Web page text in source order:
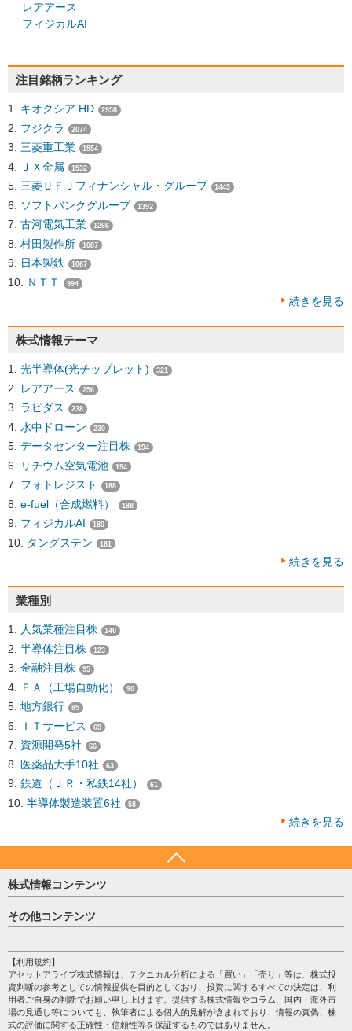
レアアース
フィジカルAI
注目銘柄ランキング
キオクシア HD 2958
フジクラ 2074
三菱重工業 1554
ＪＸ金属 1532
三菱ＵＦＪフィナンシャル・グループ 1443
ソフトバンクグループ 1392
古河電気工業 1266
村田製作所 1087
日本製鉄 1067
ＮＴＴ 994
続きを見る
株式情報テーマ
光半導体(光チップレット) 321
レアアース 256
ラピダス 238
水中ドローン 230
データセンター注目株 194
リチウム空気電池 194
フォトレジスト 188
e-fuel（合成燃料） 188
フィジカルAI 180
タングステン 161
続きを見る
業種別
人気業種注目株 140
半導体注目株 123
金融注目株 95
ＦＡ（工場自動化） 90
地方銀行 85
ＩＴサービス 69
資源開発5社 66
医薬品大手10社 63
鉄道（ＪＲ・私鉄14社） 61
半導体製造装置6社 58
続きを見る
株式情報コンテンツ
日経平均
売買シグナル
株テーマ情報
海外市況
投資カレンダー
格付け情報
その他コンテンツ
個人情報保護方針
プライバシーポリシー
会社案内
サイトマップ
【利用規約】
アセットアライブ株式情報は、テクニカル分析による「買い」「売り」等は、株式投
資判断の参考としての情報提供を目的としており、投資に関するすべての決定は、利
用者ご自身の判断でお願い申し上げます。提供する株式情報やコラム、国内・海外市
場の見通し等についても、執筆者による個人的見解が含まれており、情報の真偽、株
式の評価に関する正確性・信頼性等を保証するものではありません。